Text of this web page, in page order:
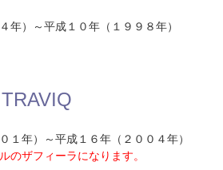
年）～平成１０年（１９９８年）
１年）～平成１６年（２００４年）
のザフィーラになります。